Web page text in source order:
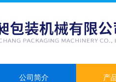
公司简介 产